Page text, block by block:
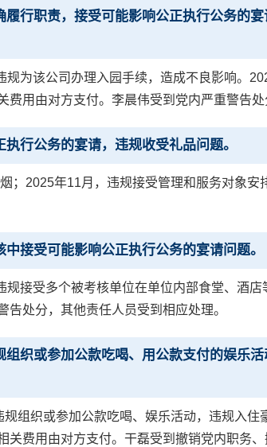
行职责，接受可能影响公正执行公务的
为该公司办理入园手续，造成不良影响。
用由对方支付。李晨伟受到党内严重警告处
行公务的宴请，违规收受礼品问题。
；2025年11月，违规接受管理和服务对象安
接受可能影响公正执行公务的宴请问题。
接受多个被考核单位在单位内部食堂、酒
处分，其他责任人员受到相应处理。
织或参加公款吃喝、用公款支付的娱乐
组织或参加公款吃喝、娱乐活动，违规入住
费用由对方支付。干磊受到撤销党内职务、